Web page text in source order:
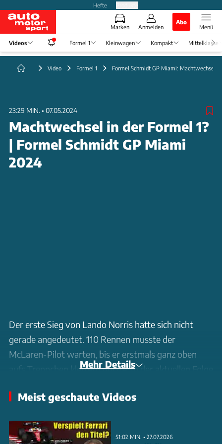
Hefte
Marken Anmelden
Abo
Menü
Videos Formel 1 Kleinwagen Kompakt Mittelklasse
Video Formel 1 Formel Schmidt GP Miami: Machtwechsel
23:29 MIN. • 07.05.2024
Machtwechsel in der Formel 1?
| Formel Schmidt GP Miami
2024
Der erste Sieg von Lando Norris hatte sich nicht
gerade angedeutet. 110 Rennen musste der
McLaren-Pilot warten, bis er erstmals ganz oben
aufs Treppchen klettern durfte. In der aktuellen Folge
darüber, warum der Knoten in Miami geplatzt ist und
Königsklasse zählen muss.
Mehr Details
Meist geschaute Videos
51:02 MIN. • 27.07.2026